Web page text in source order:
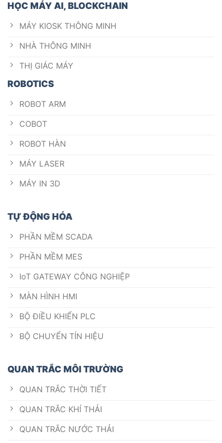
HỌC MÁY AI, BLOCKCHAIN
MÁY KIOSK THÔNG MINH
NHÀ THÔNG MINH
THỊ GIÁC MÁY
ROBOTICS
ROBOT ARM
COBOT
ROBOT HÀN
MÁY LASER
MÁY IN 3D
TỰ ĐỘNG HÓA
PHẦN MỀM SCADA
PHẦN MỀM MES
IoT GATEWAY CÔNG NGHIỆP
MÀN HÌNH HMI
BỘ ĐIỀU KHIỂN PLC
BỘ CHUYỂN TÍN HIỆU
QUAN TRẮC MÔI TRƯỜNG
QUAN TRẮC THỜI TIẾT
QUAN TRẮC KHÍ THẢI
QUAN TRẮC NƯỚC THẢI